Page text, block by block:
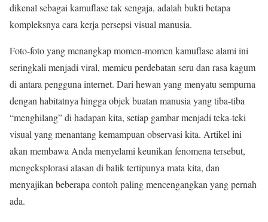
dikenal sebagai kamuflase tak sengaja, adalah bukti betapa
kompleksnya cara kerja persepsi visual manusia.
Foto-foto yang menangkap momen-momen kamuflase alami ini
seringkali menjadi viral, memicu perdebatan seru dan rasa kagum
di antara pengguna internet. Dari hewan yang menyatu sempurna
dengan habitatnya hingga objek buatan manusia yang tiba-tiba
“menghilang” di hadapan kita, setiap gambar menjadi teka-teki
visual yang menantang kemampuan observasi kita. Artikel ini
akan membawa Anda menyelami keunikan fenomena tersebut,
mengeksplorasi alasan di balik tertipunya mata kita, dan
menyajikan beberapa contoh paling mencengangkan yang pernah
ada.